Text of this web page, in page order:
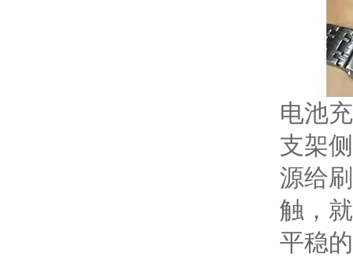
电池
支架
源给
触，
平稳